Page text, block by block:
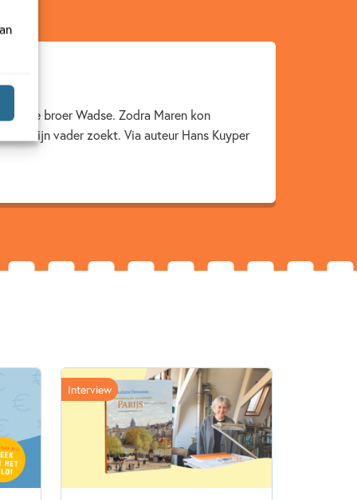
broer Wadse. Zodra Maren kon
dat zijn vader zoekt. Via auteur Hans Kuyper
Interview